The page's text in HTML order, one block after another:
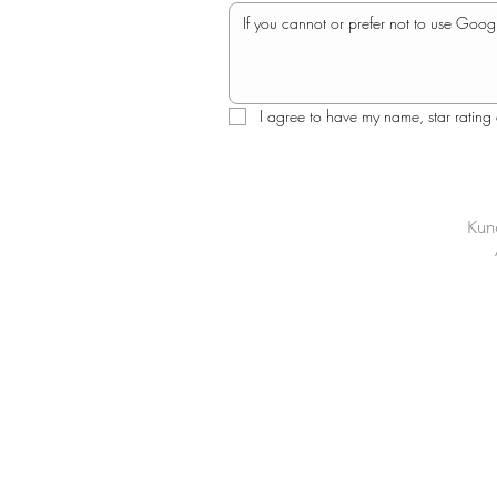
I agree to have my name, star